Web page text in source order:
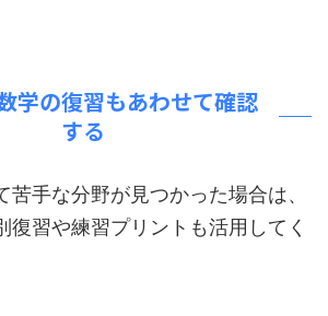
学の復習もあわせて確認
する
手な分野が見つかった場合は、
復習や練習プリントも活用してく